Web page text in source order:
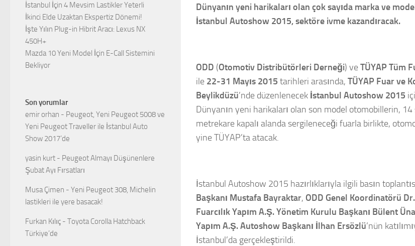
Dünyanın yeni harikaları olan çok sayıda marka ve
İstanbul Autoshow 2015, sektöre ivme kazandıracak.
ODD (Otomotiv Distribütörleri Derneği) veTÜYAP Tüm
ile 22-31 Mayıs 2015 tarihleri arasında, TÜYAP Fuar ve
Beylikdüzü’nde düzenlenecek İstanbul Autoshow 2015
Dünyanın yeni harikaları olan son model otomobillerin,
metrekare kapalı alanda sergileneceği fuarla birlikte,
yine TÜYAP’ta atacak.
İstanbul Autoshow 2015 hazırlıklarıyla ilgili basın
Başkanı Mustafa Bayraktar, ODD Genel Koordinatörü
Fuarcılık Yapım A.Ş. Yönetim Kurulu Başkanı Bülent
Yapım A.Ş. Autoshow Başkanı İlhan Ersözlü’nün
İstanbul’da gerçekleştirildi.
İstanbul İçin 4 Mevsim Lastikler Yeterli
İkinci Elde Uzaktan Ekspertiz Dönemi!
İşte Yılın Plug-in Hibrit Aracı: Lexus NX
450H+
Mazda 10 Yeni Model İçin E-Call Sistemini
Bekliyor
Son yorumlar
emir orhan - Peugeot, Yeni Peugeot 5008 ve
Yeni Peugeot Traveller ile İstanbul Auto
Show 2017’de
yasin kurt - Peugeot Almayı Düşünenlere
Şubat Ayı Fırsatları
Musa Çimen - Yeni Peugeot 308, Michelin
lastikleri ile yere basacak!
Furkan Kılıç - Toyota Corolla Hatchback
Türkiye’de